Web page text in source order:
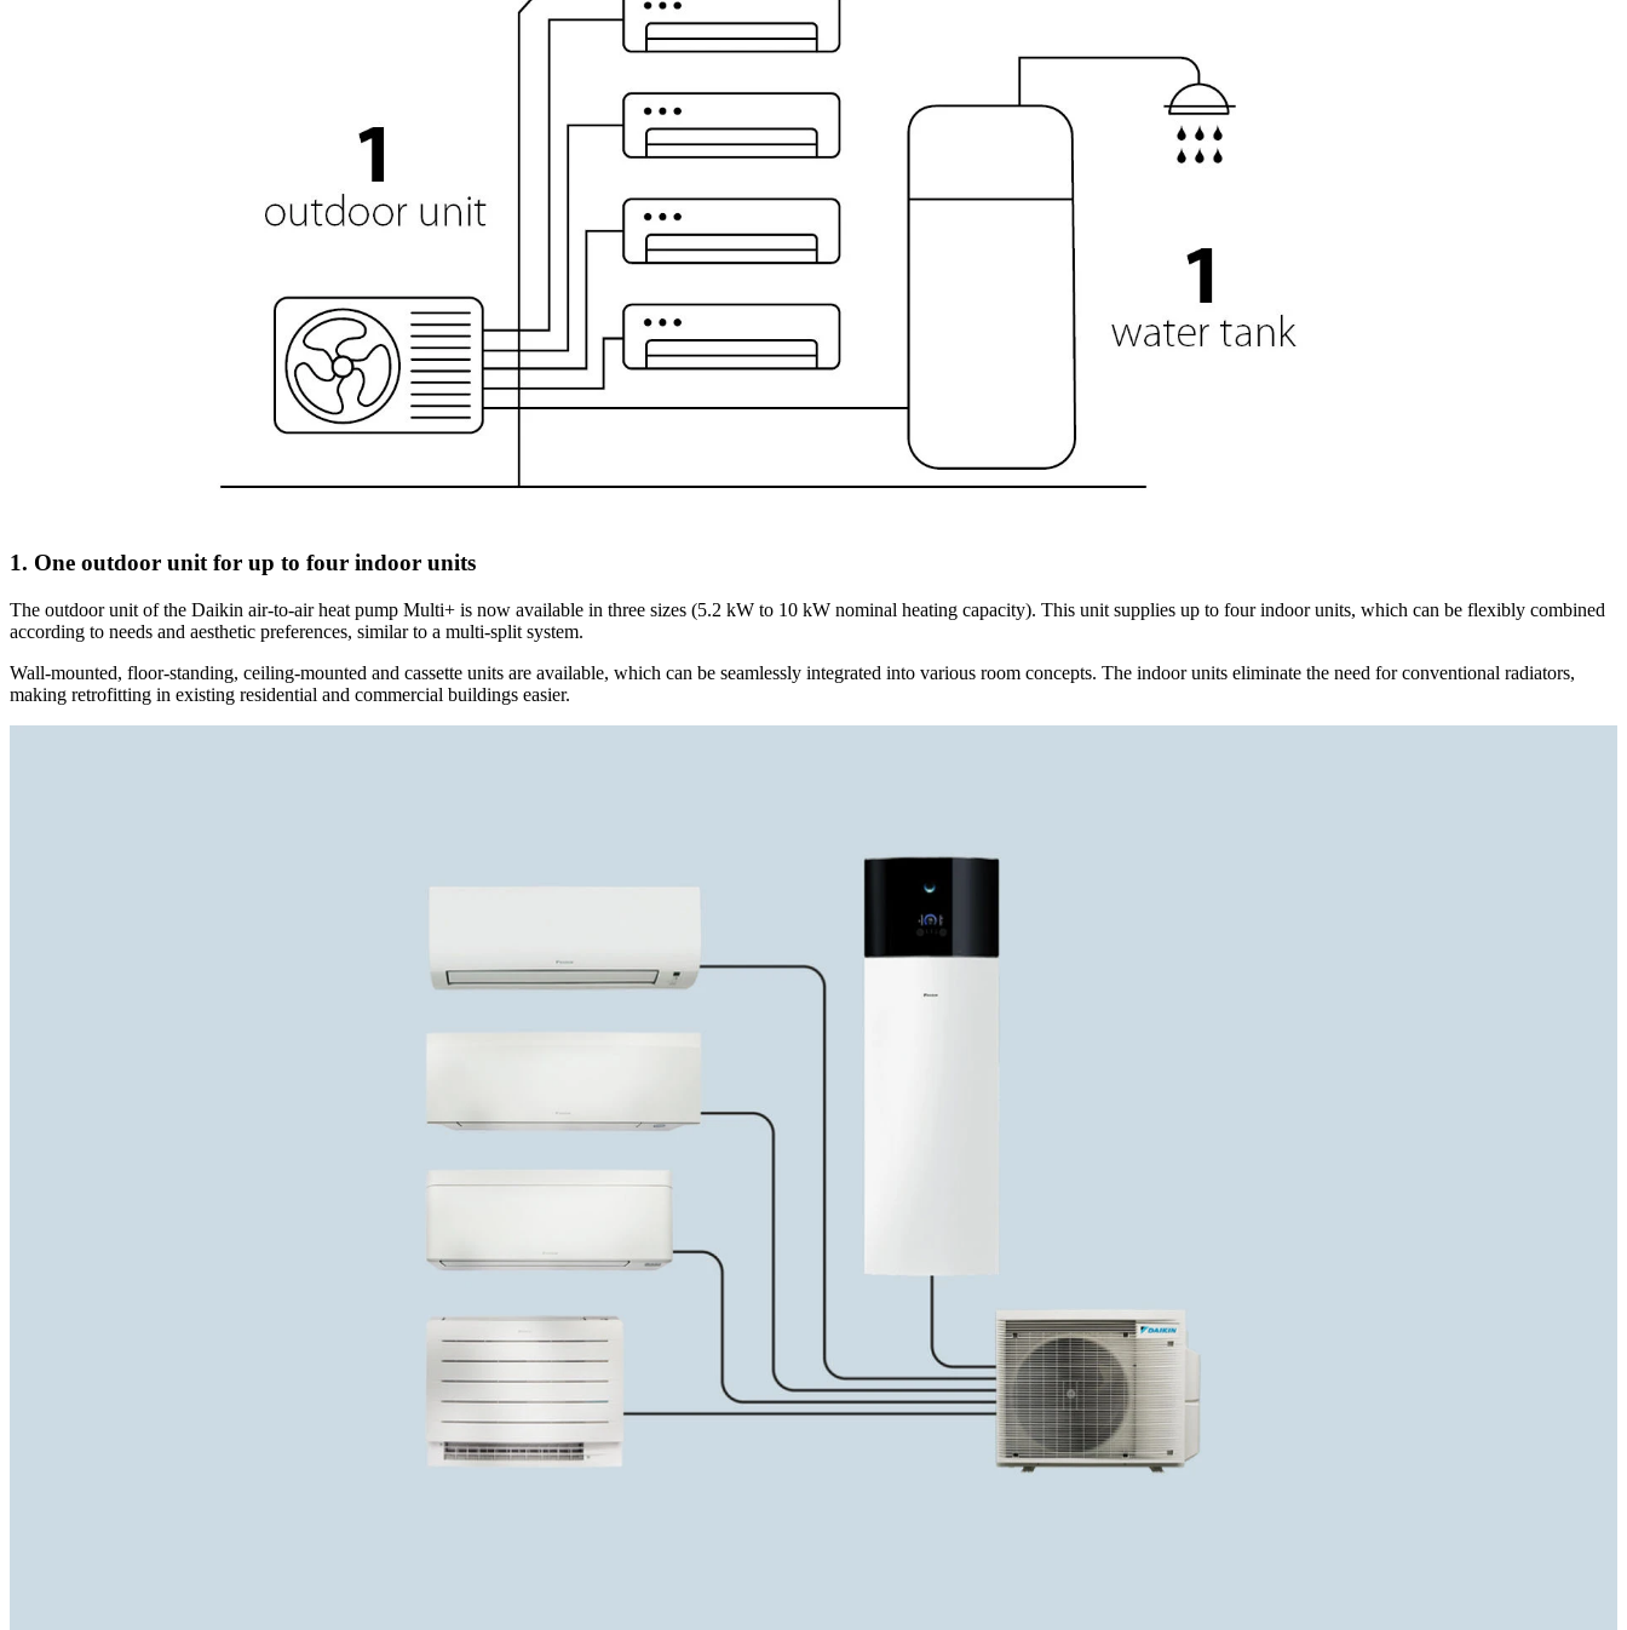
1. One outdoor unit for up to four indoor units
The outdoor unit of the Daikin air-to-air heat pump Multi+ is now available in three sizes (5.2 kW to 10 kW nominal heating capacity). This unit supplies up to four indoor units, which can be flexibly combined
according to needs and aesthetic preferences, similar to a multi-split system.
Wall-mounted, floor-standing, ceiling-mounted and cassette units are available, which can be seamlessly integrated into various room concepts. The indoor units eliminate the need for conventional radiators,
making retrofitting in existing residential and commercial buildings easier.